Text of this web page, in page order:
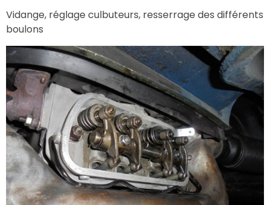
Vidange, réglage culbuteurs, resserrage des différents
boulons